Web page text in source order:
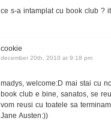
ce s-a intamplat cu book club ?
cookie
december 20th, 2010 at 9:18 pm
madys, welcome:D mai stai cu
book club e bine, sanatos, se
vom reusi cu toatele sa
Jane Austen:))